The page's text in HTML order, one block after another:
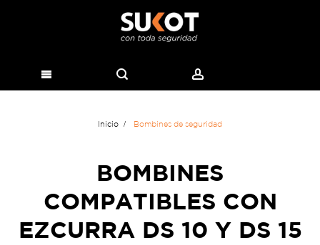
Inicio Bombines de seguridad
BOMBINES
COMPATIBLES CON
EZCURRA DS 10 Y DS 15